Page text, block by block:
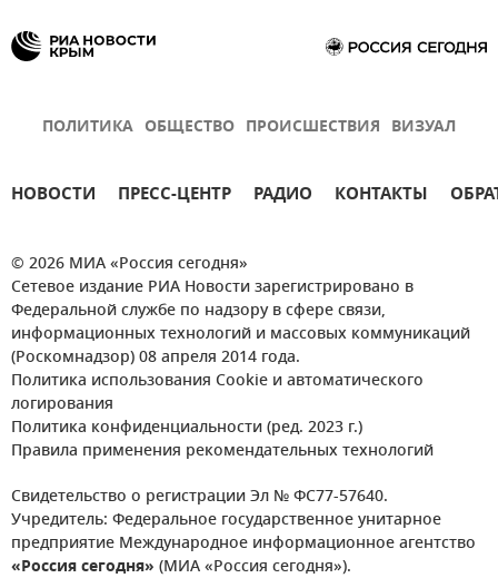
ПОЛИТИКА ОБЩЕСТВО ПРОИСШЕСТВИЯ ВИЗУАЛ
НОВОСТИ ПРЕСС-ЦЕНТР РАДИО КОНТАКТЫ
© 2026 МИА «Россия сегодня»
Сетевое издание РИА Новости зарегистрировано в
Федеральной службе по надзору в сфере связи,
информационных технологий и массовых коммуникаций
(Роскомнадзор) 08 апреля 2014 года.
Политика использования Cookie и автоматического
логирования
Политика конфиденциальности (ред. 2023 г.)
Правила применения рекомендательных технологий
Свидетельство о регистрации Эл № ФС77-57640.
Учредитель: Федеральное государственное унитарное
предприятие Международное информационное агентство
«Россия сегодня» (МИА «Россия сегодня»).